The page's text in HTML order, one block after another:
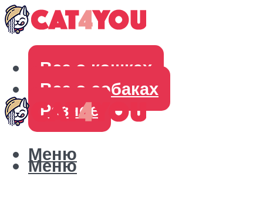
Все о кошках
Все о собаках
Разное
Меню
Меню